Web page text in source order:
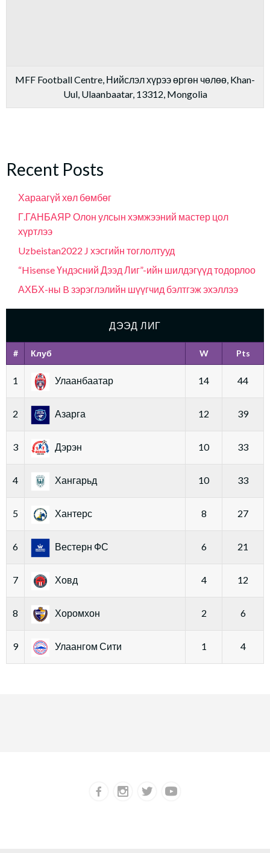
MFF Football Centre, Нийслэл хүрээ өргөн чөлөө, Khan-
Uul, Ulaanbaatar, 13312, Mongolia
Recent Posts
Хараагүй хөл бөмбөг
Г.ГАНБАЯР Олон улсын хэмжээний мастер цол
хүртлээ
Uzbeistan2022 J хэсгийн тоглолтууд
“Hisense Үндэсний Дээд Лиг”-ийн шилдэгүүд тодорлоо
АХБХ-ны B зэрэглэлийн шүүгчид бэлтгэж эхэллээ
ДЭЭД ЛИГ
# Клуб W Pts
1 Улаанбаатар 14 44
2 Азарга 12 39
3 Дэрэн 10 33
4 Хангарьд 10 33
5 Хантерс 8 27
6 Вестерн ФС 6 21
7 Ховд 4 12
8 Хоромхон 2 6
9 Улаангом Сити 1 4